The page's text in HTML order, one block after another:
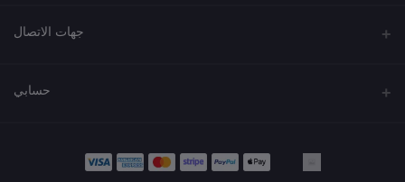
جهات الاتصال
العنوان
حسابي